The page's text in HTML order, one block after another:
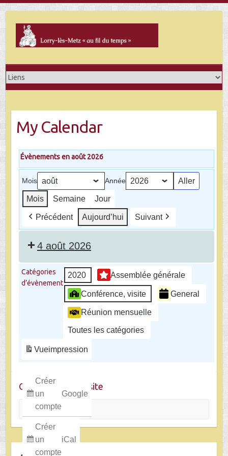
content
My Calendar
Évènements en août 2026
Mois Année
Mois Semaine Jour
Précédent Aujourd’hui Suivant
4 août 2026
Catégories
d’évènement
2020 Assemblée générale
Conférence, visite General
Réunion mensuelle
Toutes les catégories
Créer
un
compte
Google
Créer
un
compte
iCal
Vueimpression
Chercher dans le site
Rechercher